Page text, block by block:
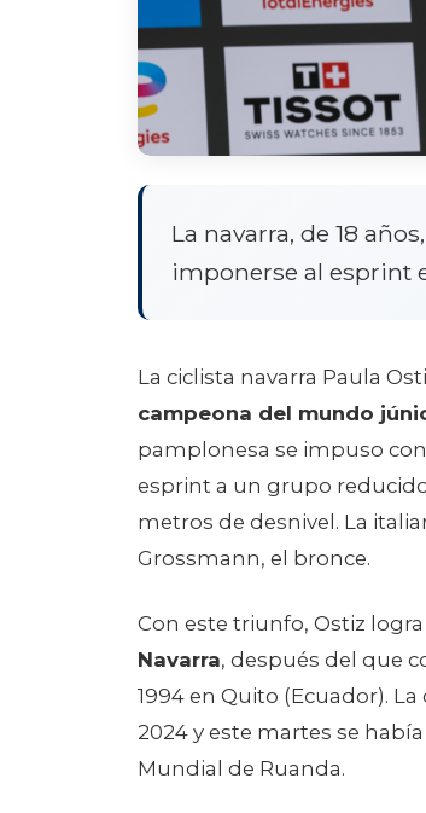
La navarra, de 18
La ciclista navarra Paula
campeona del mundo
esprint a un grupo
metros de desnivel. La
Grossmann, el bronce.
Con este triunfo, Ostiz logra
Navarra, después del que
2024 y este martes se
Mundial de Ruanda.
La carrera fuemuy táctica
descompuso pese a los